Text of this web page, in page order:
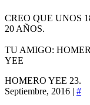
CREO QUE UNOS
20 AÑOS.
TU AMIGO:
YEE
HOMERO YEE 23.
Septiembre, 2016 | #